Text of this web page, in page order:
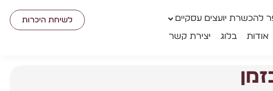
להכשרת יועצים עסקיים
אודות בלוג יצירת קשר
לשיחת היכרות